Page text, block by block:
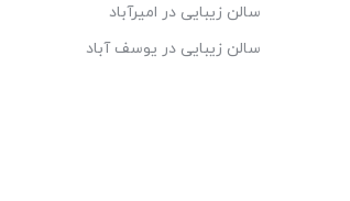
سالن زیبایی در امیرآباد
سالن زیبایی در یوسف آباد